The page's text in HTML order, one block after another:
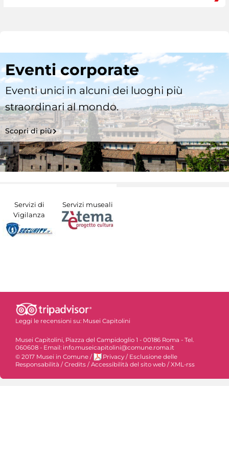
Eventi corporate
Eventi unici in alcuni dei luoghi più
straordinari al mondo.
Scopri di più
Servizi di
Vigilanza
Servizi museali
Leggi le recensioni su: Musei Capitolini
Musei Capitolini, Piazza del Campidoglio 1 - 00186 Roma - Tel.
060608 - Email: info.museicapitolini@comune.roma.it
© 2017 Musei in Comune / Privacy / Esclusione delle
Responsabilità / Credits / Accessibilità del sito web / XML-rss